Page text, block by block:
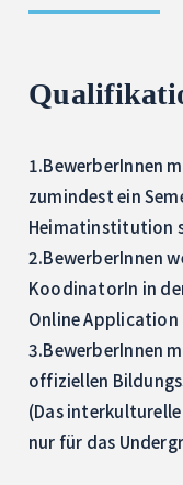
1.BewerberInnen
zumindest ein
Heimatinstitution
2.BewerberInnen
KoodinatorIn in
Online
3.BewerberInnen
offiziellen
(Das
nur für das